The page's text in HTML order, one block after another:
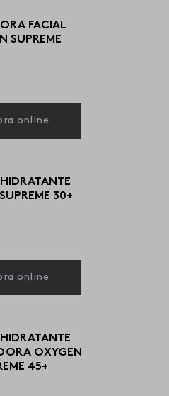
FACIAL
SUPREME
online
30+
online
OXYGEN
45+